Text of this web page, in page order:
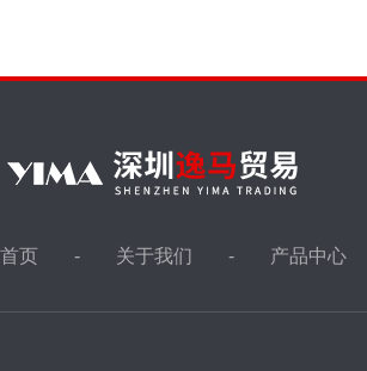
首页 关于我们 产品中心